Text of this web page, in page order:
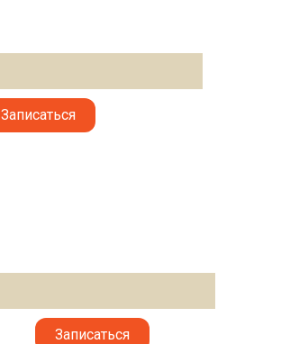
Записаться
Записаться